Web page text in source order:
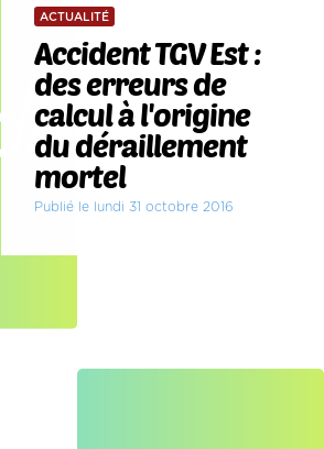
ACTUALITÉ
Accident TGV Est :
des erreurs de
calcul à l'origine
du déraillement
mortel
Publié le lundi 31 octobre 2016